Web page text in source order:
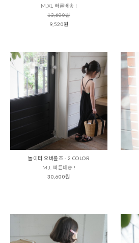
M,XL 빠른배송 !
13,600원
9,520원
놀이터 오버롤즈 - 2 COLOR
M,L 빠른배송 !
30,600원